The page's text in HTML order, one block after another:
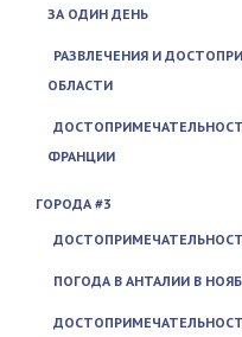
ЗА ОДИН ДЕНЬ
РАЗВЛЕЧЕНИЯ И
ОБЛАСТИ
ФРАНЦИИ
ГОРОДА #3
ПОГОДА В АНТАЛИИ В